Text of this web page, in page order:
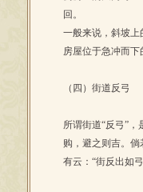
回。
一般来说，斜坡
房屋位于急冲而
（四）街道反弓
所谓街道“反弓”
购，避之则吉。倘
有云：“街反出如